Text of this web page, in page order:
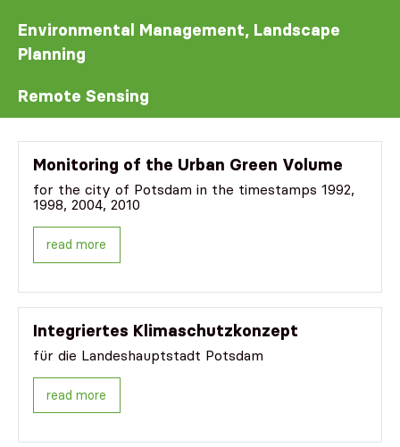
Environmental Management, Landscape
Planning
Remote Sensing
Monitoring of the Urban Green Volume
for the city of Potsdam in the timestamps 1992,
1998, 2004, 2010
read more
Integriertes Klimaschutzkonzept
für die Landeshauptstadt Potsdam
read more